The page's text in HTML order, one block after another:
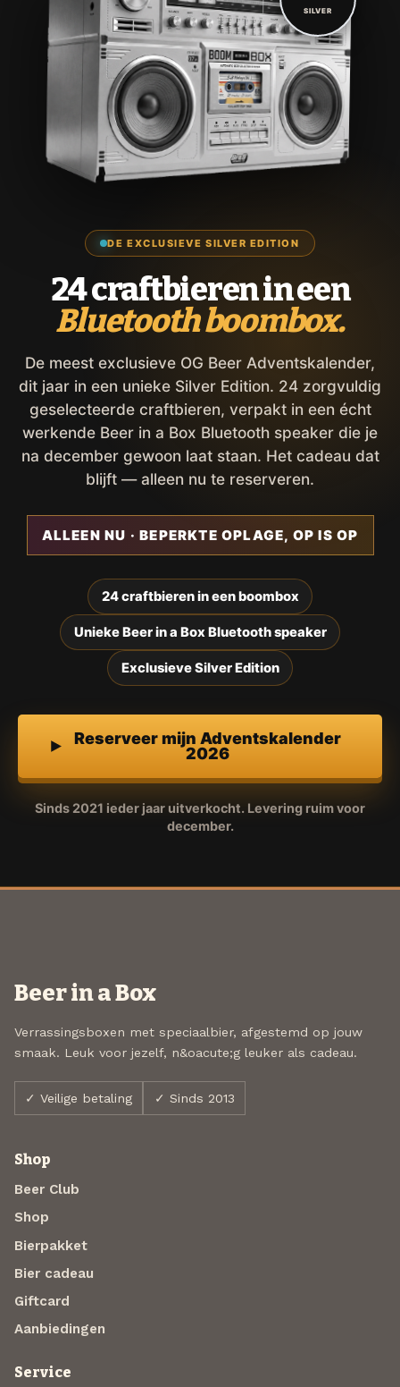
DE EXCLUSIEVE SILVER EDITION
24 craftbieren in een
Bluetooth boombox.
De meest exclusieve OG Beer Adventskalender,
dit jaar in een unieke Silver Edition. 24 zorgvuldig
geselecteerde craftbieren, verpakt in een écht
werkende Beer in a Box Bluetooth speaker die je
na december gewoon laat staan. Het cadeau dat
blijft — alleen nu te reserveren.
ALLEEN NU · BEPERKTE OPLAGE, OP IS OP
24 craftbieren in een boombox
Unieke Beer in a Box Bluetooth speaker
Exclusieve Silver Edition
Reserveer mijn Adventskalender
2026
Sinds 2021 ieder jaar uitverkocht. Levering ruim voor
december.
SILVER
Beer in a Box
Verrassingsboxen met speciaalbier, afgestemd op jouw
smaak. Leuk voor jezelf, n&oacute;g leuker als cadeau.
✓ Veilige betaling ✓ Sinds 2013
Shop
Beer Club
Shop
Bierpakket
Bier cadeau
Giftcard
Aanbiedingen
Service